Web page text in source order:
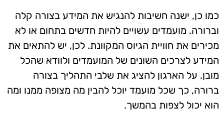
כמו כן, ישנה חשיבות להנגיש את המידע בצורה קלה
וברורה. מועמדים עשויים להיות חדשים בתחום או לא
מכירים את חוויית הגיוס המקוונת. לכן, יש להתאים את
המידע לצרכים השונים של המועמדים ולוודא שהכל
מובן. על הארגון להציג את שלבי התהליך בצורה
ברורה, כך שכל מועמד יוכל להבין מה מצופה ממנו ומה
הוא יכול לצפות בהמשך.